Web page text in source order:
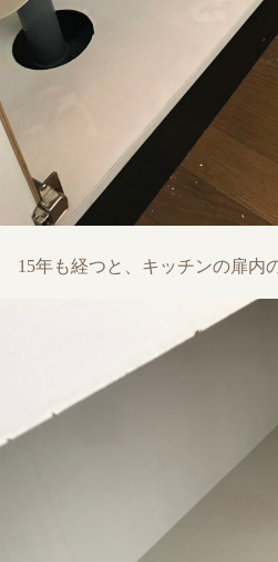
15年も経つと、キッチンの扉内